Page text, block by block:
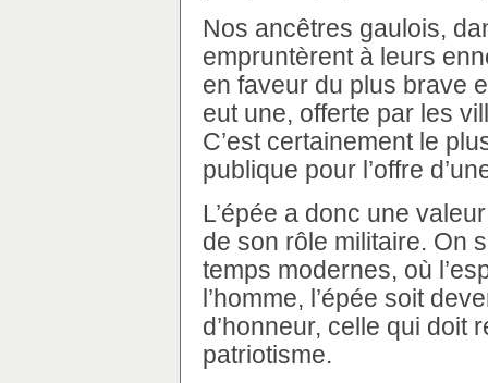
Nos ancêtres gaulois,
empruntèrent à leurs
en faveur du plus brave
eut une, offerte par les
C’est certainement le
publique pour l’offre
L’épée a donc une
de son rôle militaire. On
temps modernes, où
l’homme, l’épée soit
d’honneur, celle qui doit
patriotisme.